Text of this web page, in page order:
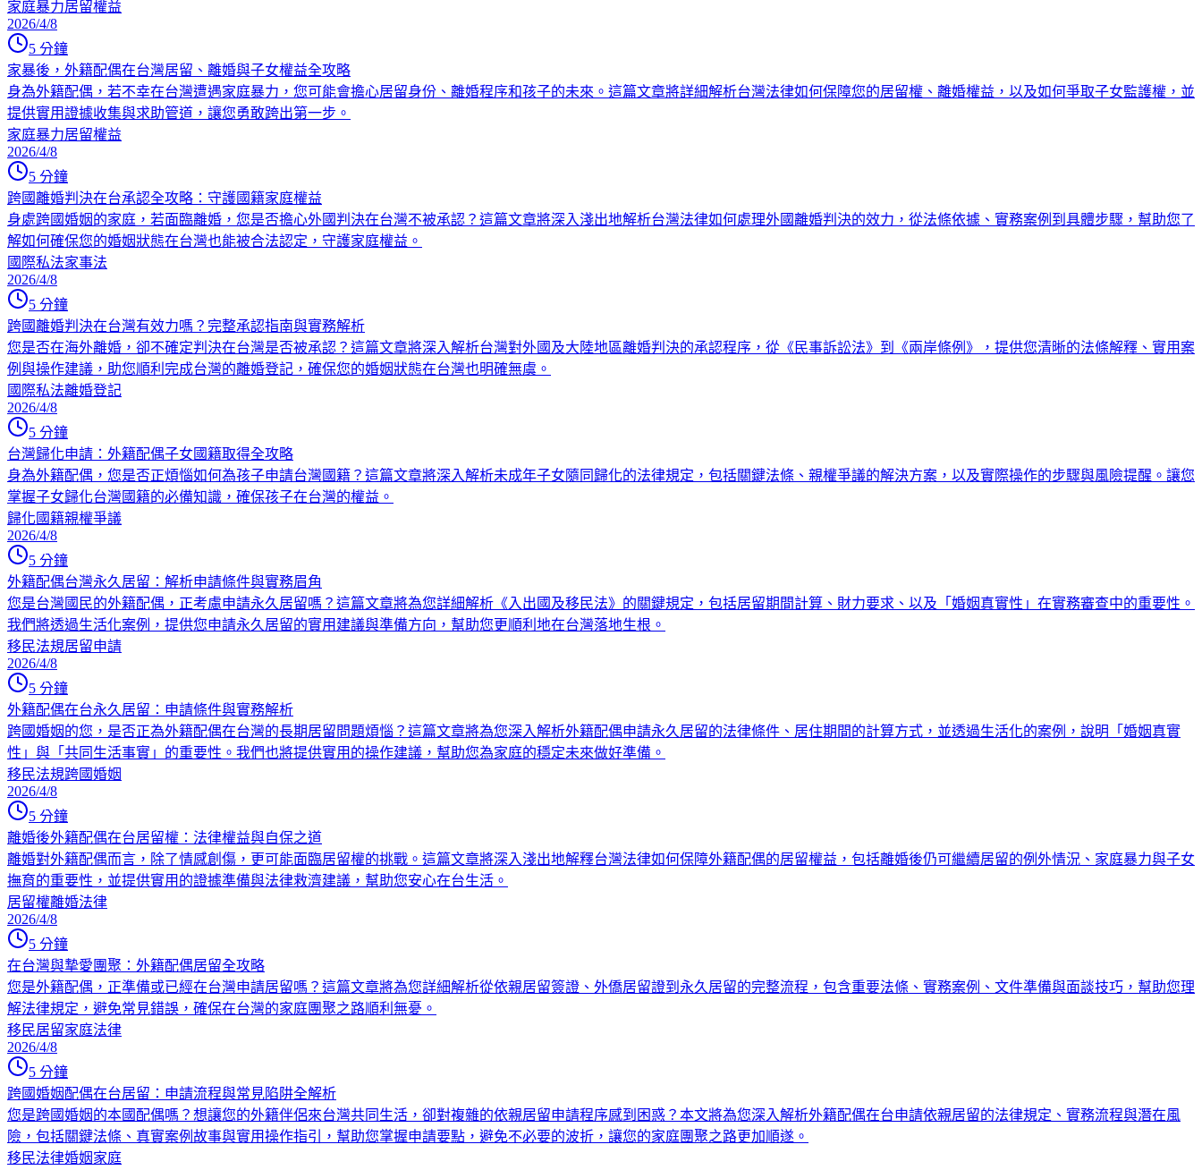
家庭暴力居留權益
2026/4/8
5 分鐘
家暴後，外籍配偶在台灣居留、離婚與子女權益全攻略
身為外籍配偶，若不幸在台灣遭遇家庭暴力，您可能會擔心居留身份、離婚程序和孩子的未來。這篇文章將詳細解析台灣法律如何保障您的居留權、離婚權益，以及如何爭取子女監護權，並
提供實用證據收集與求助管道，讓您勇敢跨出第一步。
家庭暴力居留權益
2026/4/8
5 分鐘
跨國離婚判決在台承認全攻略：守護國籍家庭權益
身處跨國婚姻的家庭，若面臨離婚，您是否擔心外國判決在台灣不被承認？這篇文章將深入淺出地解析台灣法律如何處理外國離婚判決的效力，從法條依據、實務案例到具體步驟，幫助您了
解如何確保您的婚姻狀態在台灣也能被合法認定，守護家庭權益。
國際私法家事法
2026/4/8
5 分鐘
跨國離婚判決在台灣有效力嗎？完整承認指南與實務解析
您是否在海外離婚，卻不確定判決在台灣是否被承認？這篇文章將深入解析台灣對外國及大陸地區離婚判決的承認程序，從《民事訴訟法》到《兩岸條例》，提供您清晰的法條解釋、實用案
例與操作建議，助您順利完成台灣的離婚登記，確保您的婚姻狀態在台灣也明確無虞。
國際私法離婚登記
2026/4/8
5 分鐘
台灣歸化申請：外籍配偶子女國籍取得全攻略
身為外籍配偶，您是否正煩惱如何為孩子申請台灣國籍？這篇文章將深入解析未成年子女隨同歸化的法律規定，包括關鍵法條、親權爭議的解決方案，以及實際操作的步驟與風險提醒。讓您
掌握子女歸化台灣國籍的必備知識，確保孩子在台灣的權益。
歸化國籍親權爭議
2026/4/8
5 分鐘
外籍配偶台灣永久居留：解析申請條件與實務眉角
您是台灣國民的外籍配偶，正考慮申請永久居留嗎？這篇文章將為您詳細解析《入出國及移民法》的關鍵規定，包括居留期間計算、財力要求、以及「婚姻真實性」在實務審查中的重要性。
我們將透過生活化案例，提供您申請永久居留的實用建議與準備方向，幫助您更順利地在台灣落地生根。
移民法規居留申請
2026/4/8
5 分鐘
外籍配偶在台永久居留：申請條件與實務解析
跨國婚姻的您，是否正為外籍配偶在台灣的長期居留問題煩惱？這篇文章將為您深入解析外籍配偶申請永久居留的法律條件、居住期間的計算方式，並透過生活化的案例，說明「婚姻真實
性」與「共同生活事實」的重要性。我們也將提供實用的操作建議，幫助您為家庭的穩定未來做好準備。
移民法規跨國婚姻
2026/4/8
5 分鐘
離婚後外籍配偶在台居留權：法律權益與自保之道
離婚對外籍配偶而言，除了情感創傷，更可能面臨居留權的挑戰。這篇文章將深入淺出地解釋台灣法律如何保障外籍配偶的居留權益，包括離婚後仍可繼續居留的例外情況、家庭暴力與子女
撫育的重要性，並提供實用的證據準備與法律救濟建議，幫助您安心在台生活。
居留權離婚法律
2026/4/8
5 分鐘
在台灣與摯愛團聚：外籍配偶居留全攻略
您是外籍配偶，正準備或已經在台灣申請居留嗎？這篇文章將為您詳細解析從依親居留簽證、外僑居留證到永久居留的完整流程，包含重要法條、實務案例、文件準備與面談技巧，幫助您理
解法律規定，避免常見錯誤，確保在台灣的家庭團聚之路順利無憂。
移民居留家庭法律
2026/4/8
5 分鐘
跨國婚姻配偶在台居留：申請流程與常見陷阱全解析
您是跨國婚姻的本國配偶嗎？想讓您的外籍伴侶來台灣共同生活，卻對複雜的依親居留申請程序感到困惑？本文將為您深入解析外籍配偶在台申請依親居留的法律規定、實務流程與潛在風
險，包括關鍵法條、真實案例故事與實用操作指引，幫助您掌握申請要點，避免不必要的波折，讓您的家庭團聚之路更加順遂。
移民法律婚姻家庭